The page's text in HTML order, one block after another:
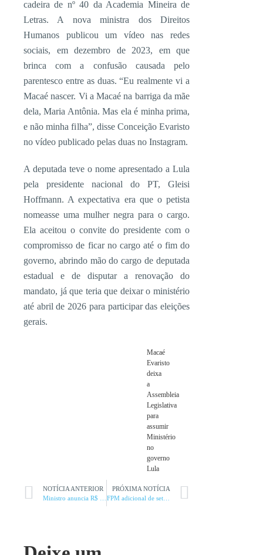
cadeira de nº 40 da Academia Mineira de
Letras. A nova ministra dos Direitos
Humanos publicou um vídeo nas redes
sociais, em dezembro de 2023, em que
brinca com a confusão causada pelo
parentesco entre as duas. “Eu realmente vi a
Macaé nascer. Vi a Macaé na barriga da mãe
dela, Maria Antônia. Mas ela é minha prima,
e não minha filha”, disse Conceição Evaristo
no vídeo publicado pelas duas no Instagram.
A deputada teve o nome apresentado a Lula
pela presidente nacional do PT, Gleisi
Hoffmann. A expectativa era que o petista
nomeasse uma mulher negra para o cargo.
Ela aceitou o convite do presidente com o
compromisso de ficar no cargo até o fim do
governo, abrindo mão do cargo de deputada
estadual e de disputar a renovação do
mandato, já que teria que deixar o ministério
até abril de 2026 para participar das eleições
gerais.
Macaé
Evaristo
deixa
a
Assembleia
Legislativa
para
assumir
Ministério
no
governo
Lula
NOTÍCIA ANTERIOR
PRÓXIMA NOTÍCIA